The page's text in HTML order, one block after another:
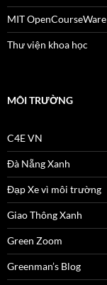
MIT OpenCourseWare
Thư viện khoa học
MÔI TRƯỜNG
C4E VN
Đà Nẵng Xanh
Đạp Xe vì môi trường
Giao Thông Xanh
Green Zoom
Greenman’s Blog